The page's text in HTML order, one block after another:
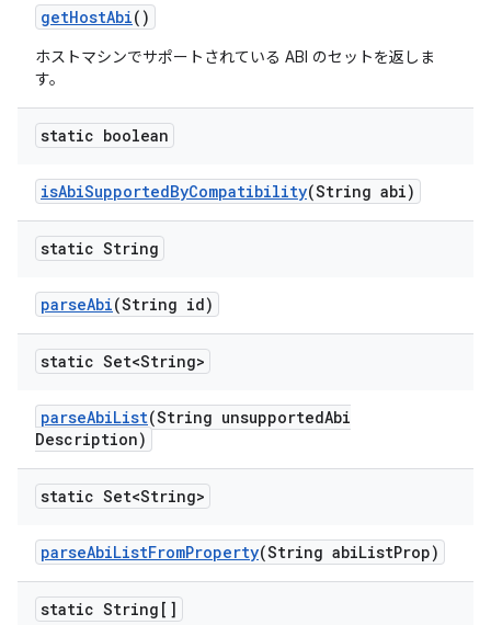
getHostAbi()
ホストマシンでサポートされている ABI のセットを返しま
す。
static boolean
isAbiSupportedByCompatibility(String abi)
static String
parseAbi(String id)
static Set<String>
parseAbiList(String unsupportedAbi
Description)
static Set<String>
parseAbiListFromProperty(String abiListProp)
static String[]